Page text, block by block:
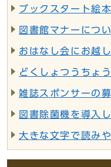
ブックスタート絵
図書館マナーにつ
おはなし会にお越
どくしょつうちょう
雑誌スポンサーの
図書除菌機を導入
大きな文字で読み